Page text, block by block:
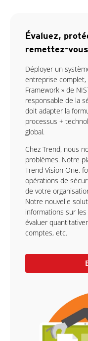
Évaluez,
remettez-
Déployer un
entreprise complet,
Framework » de
responsable de la
doit adapter la
processus +
global.
Chez Trend, nous
problèmes. Notre
Trend Vision One,
opérations de
de votre
Notre nouvelle
informations sur
évaluer
comptes, etc.